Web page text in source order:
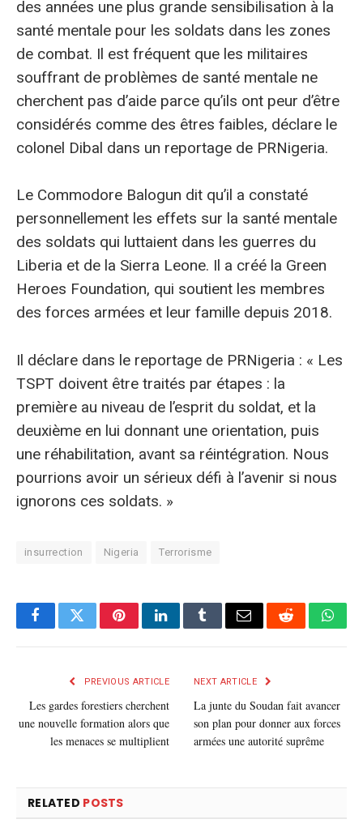
des années une plus grande sensibilisation à la
santé mentale pour les soldats dans les zones
de combat. Il est fréquent que les militaires
souffrant de problèmes de santé mentale ne
cherchent pas d’aide parce qu’ils ont peur d’être
considérés comme des êtres faibles, déclare le
colonel Dibal dans un reportage de PRNigeria.
Le Commodore Balogun dit qu’il a constaté
personnellement les effets sur la santé mentale
des soldats qui luttaient dans les guerres du
Liberia et de la Sierra Leone. Il a créé la Green
Heroes Foundation, qui soutient les membres
des forces armées et leur famille depuis 2018.
Il déclare dans le reportage de PRNigeria : « Les
TSPT doivent être traités par étapes : la
première au niveau de l’esprit du soldat, et la
deuxième en lui donnant une orientation, puis
une réhabilitation, avant sa réintégration. Nous
pourrions avoir un sérieux défi à l’avenir si nous
ignorons ces soldats. »
insurrection Nigeria Terrorisme
FacebookTwitterPinterestLinkedInTumblrE-
Reddit
PREVIOUS ARTICLE
Les gardes forestiers cherchent
une nouvelle formation alors que
les menaces se multiplient
NEXT ARTICLE
La junte du Soudan fait avancer
son plan pour donner aux forces
armées une autorité suprême
RELATED POSTS